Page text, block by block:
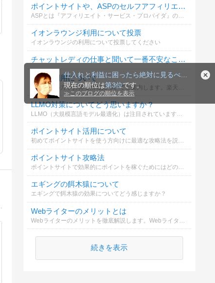
仕入れと利益に困ったら絶対に見るべきブログ！無料相談実施中♪
現在の順位は第3位です。
≫ このブログの順位を表示
ポイントサイトや、ASPのセルフアフィリエイトは利用していますか？
ASPとは『アフィリエイト・サービス・プロバイダ』のことです。バリューコマース、A8.net、リンクシェア、アクセストレード等。
イオンラウンジ利用について投票
イオンラウンジの利用について投票してください
チャットレディの仕事と聞いて一番不安なことは？
楽天の利用について
LLMO対策についてどう思いますか？
ポイントサイト活用について
初めてポイントサイトを使う方向けに最適な攻略法を説明します。簡単に始められるので是非参考にしてください。
ポイントサイト攻略法
ポイントサイトで効果的にポイントを稼ぐためにはどのような方法が必要か選んでください
エギングの餌木猿について
エギングで餌木猿の効果についてどう感じますか？
Webライターのメリットとは
続きを表示